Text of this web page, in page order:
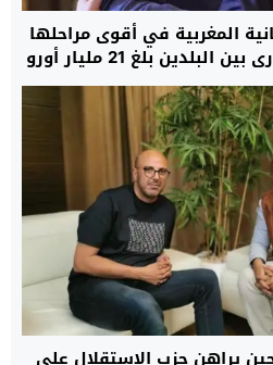
المغربية في أقوى مراحلها
التاريخية.. والتبادل التجاري بين البلدين بلغ 21 مليار أورو
2025
يراهن حزب الاستقلال على